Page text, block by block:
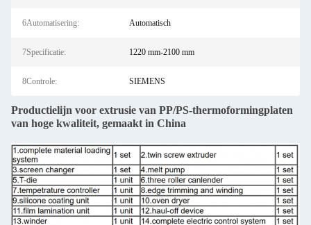
6Automatisering: Automatisch
7Specificatie: 1220 mm-2100 mm
8Controle: SIEMENS
Productielijn voor extrusie van PP/PS-thermoformingplaten
van hoge kwaliteit, gemaakt in China